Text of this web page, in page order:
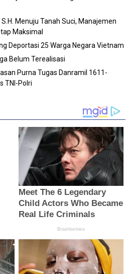
Menuju Tanah Suci, Manajemen
Maksimal
Deportasi 25 Warga Negara Vietnam
Belum Terealisasi
Purna Tugas Danramil 1611-
TNI-Polri